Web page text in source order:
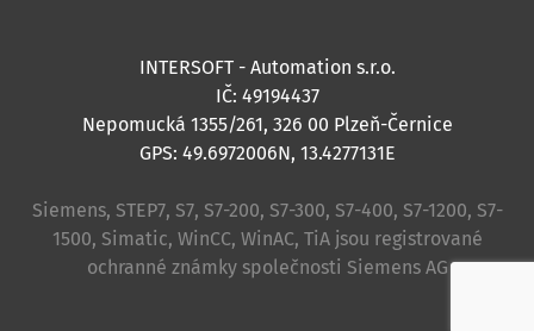
INTERSOFT - Automation s.r.o.
IČ: 49194437
Nepomucká 1355/261, 326 00 Plzeň-Černice
GPS: 49.6972006N, 13.4277131E
Siemens, STEP7, S7, S7-200, S7-300, S7-400, S7-1200, S7-
1500, Simatic, WinCC, WinAC, TiA jsou registrované
ochranné známky společnosti Siemens AG